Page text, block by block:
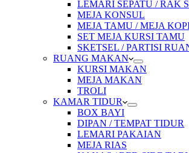
LEMARI SEPATU / RAK
MEJA KONSUL
MEJA TAMU / MEJA
SET MEJA KURSI TAMU
SKETSEL / PARTISI
RUANG MAKAN
KURSI MAKAN
MEJA MAKAN
TROLI
KAMAR TIDUR
BOX BAYI
DIPAN / TEMPAT TIDUR
LEMARI PAKAIAN
MEJA RIAS